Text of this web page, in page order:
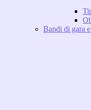
Bandi di gara